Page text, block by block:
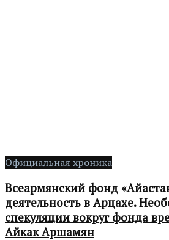
Официальная хроника
Всеармянский фонд
деятельность в Арцахе.
спекуляции вокруг фонда
Айкак Аршамян